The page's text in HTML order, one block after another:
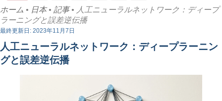
ホーム • 日本• 記事• 人工ニューラルネットワーク：ディープ
ラーニングと誤差逆伝播
最終更新日: 2023年11月7日
人工ニューラルネットワーク：ディープラーニン
グと誤差逆伝播